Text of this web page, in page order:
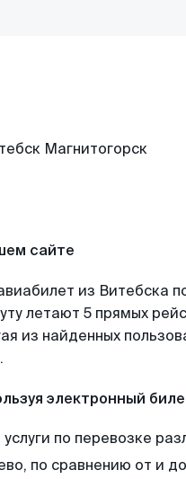
сайте
из Витебска
летают 5 прямых
из найденных
электронный
по перевозке
по сравнению от и до